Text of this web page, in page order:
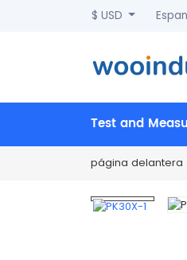
$ USD
Test and
página delantera